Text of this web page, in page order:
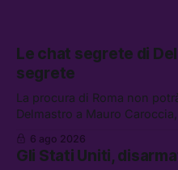
Le chat segrete di
segrete
La procura di Roma non
Delmastro a Mauro
attacchi in Libano, il
flessibilità in armi e energia,
6 ago 2026
Gli Stati Uniti,